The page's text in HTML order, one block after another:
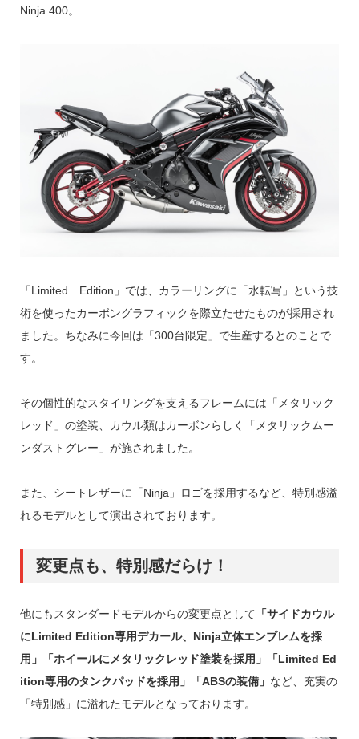
Ninja 400。
「Limited Edition」では、カラーリングに「水転写」という技
術を使ったカーボングラフィックを際立たせたものが採用され
ました。ちなみに今回は「300台限定」で生産するとのことで
す。
その個性的なスタイリングを支えるフレームには「メタリック
レッド」の塗装、カウル類はカーボンらしく「メタリックムー
ンダストグレー」が施されました。
また、シートレザーに「Ninja」ロゴを採用するなど、特別感溢
れるモデルとして演出されております。
変更点も、特別感だらけ！
他にもスタンダードモデルからの変更点として 「サイドカウル
にLimited Edition専用デカール、Ninja立体エンブレムを採
用」「ホイールにメタリックレッド塗装を採用」
「Limited Ed
ition専用のタンクパッドを採用」「ABSの装備」 など、充実の
「特別感」に溢れたモデルとなっております。